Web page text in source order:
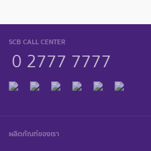
SCB CALL CENTER
0 2777 7777
ผลิตภัณฑ์ของเรา